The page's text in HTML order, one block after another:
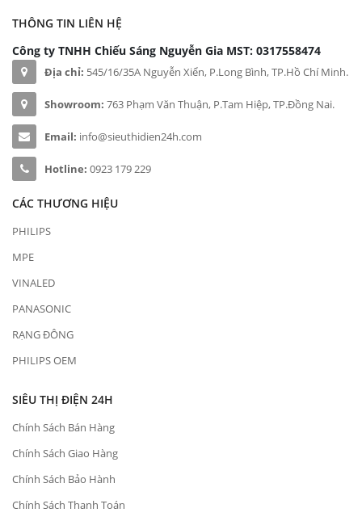
THÔNG TIN LIÊN HỆ
Công ty TNHH Chiếu Sáng Nguyễn Gia MST: 0317558474
Địa chỉ: 545/16/35A Nguyễn Xiển, P.Long Bình, TP.Hồ Chí Minh.
Showroom: 763 Phạm Văn Thuận, P.Tam Hiệp, TP.Đồng Nai.
Email: info@sieuthidien24h.com
Hotline: 0923 179 229
CÁC THƯƠNG HIỆU
PHILIPS
MPE
VINALED
PANASONIC
RẠNG ĐÔNG
PHILIPS OEM
SIÊU THỊ ĐIỆN 24H
Chính Sách Bán Hàng
Chính Sách Giao Hàng
Chính Sách Bảo Hành
Chính Sách Thanh Toán